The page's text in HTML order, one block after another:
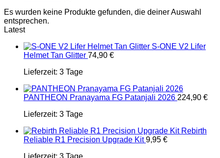
Es wurden keine Produkte gefunden, die deiner Auswahl
entsprechen.
Latest
S-ONE V2 Lifer
Helmet Tan Glitter 74,90 €
Lieferzeit: 3 Tage
PANTHEON Pranayama FG Patanjali 2026 224,90 €
Lieferzeit: 3 Tage
Rebirth
Reliable R1 Precision Upgrade Kit 9,95 €
Lieferzeit: 3 Tage